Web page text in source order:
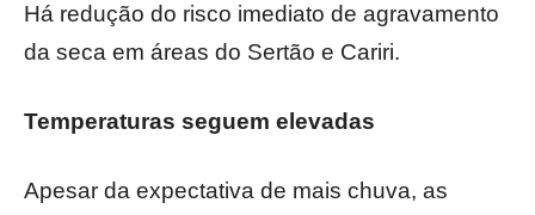
Há redução do risco imediato de agravamento
da seca em áreas do Sertão e Cariri.
Temperaturas seguem elevadas
Apesar da expectativa de mais chuva, as